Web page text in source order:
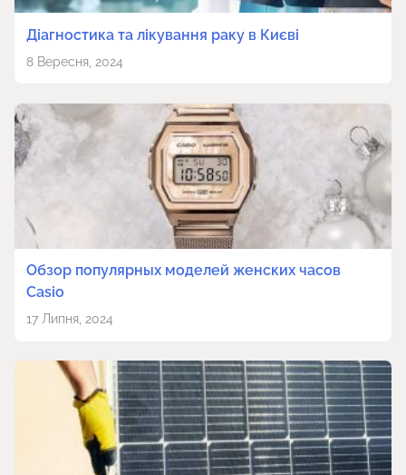
Діагностика та лікування раку в Києві
8 Вересня, 2024
Обзор популярных моделей женских часов
Casio
17 Липня, 2024